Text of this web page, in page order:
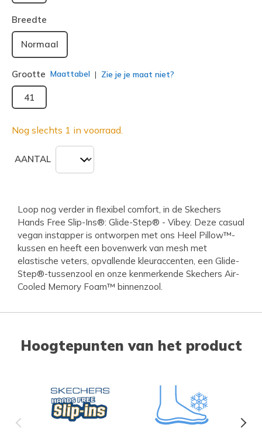
geselecteerd
Breedte
Normaal
Grootte Maattabel Zie je je maat niet?
41
Nog slechts 1 in voorraad.
AANTAL
Loop nog verder in flexibel comfort, in de Skechers
Hands Free Slip-Ins®: Glide-Step® - Vibey. Deze casual
vegan instapper is ontworpen met ons Heel Pillow™-
kussen en heeft een bovenwerk van mesh met
elastische veters, opvallende kleuraccenten, een Glide-
Step®-tussenzool en onze kenmerkende Skechers Air-
Cooled Memory Foam™ binnenzool.
Hoogtepunten van het product